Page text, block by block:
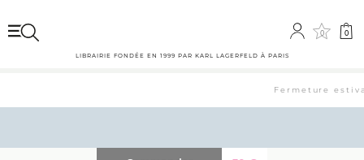
0 0
LIBRAIRIE FONDÉE EN 1999 PAR KARL LAGERFELD À PARIS
Fermeture